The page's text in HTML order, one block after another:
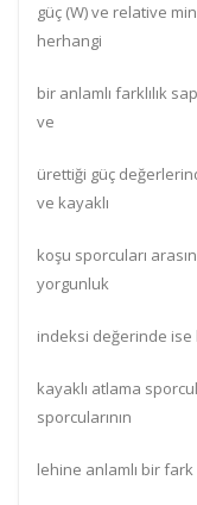
güç (W) ve relative
herhangi
bir anlamlı farklılık
ve
ürettiği güç
ve kayaklı
koşu sporcuları
yorgunluk
indeksi değerinde ise
kayaklı atlama
sporcularının
lehine anlamlı bir